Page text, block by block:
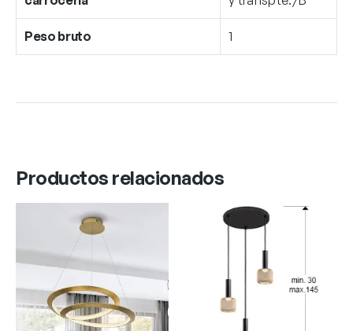
Peso bruto 1
Productos relacionados